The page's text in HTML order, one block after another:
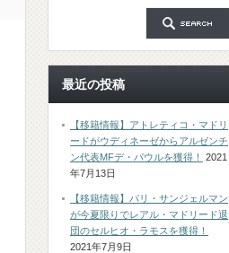
最近の投稿
【移籍情報】アトレティコ・マドリ
ードがウディネーゼからアルゼンチ
ン代表MFデ・パウルを獲得！
2021
年7月13日
【移籍情報】パリ・サンジェルマン
が今夏限りでレアル・マドリード退
団のセルヒオ・ラモスを獲得！
2021年7月9日